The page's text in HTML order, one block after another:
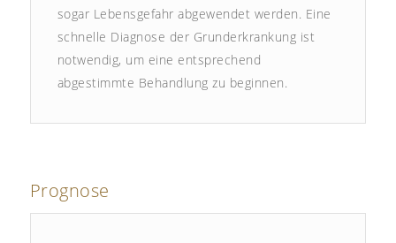
sogar Lebensgefahr abgewendet werden. Eine
schnelle Diagnose der Grunderkrankung ist
notwendig, um eine entsprechend
abgestimmte Behandlung zu beginnen.
Prognose